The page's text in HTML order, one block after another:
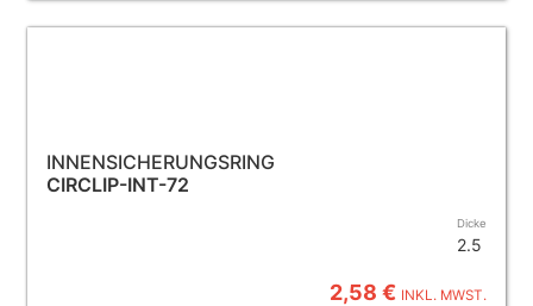
INNENSICHERUNGSRING
CIRCLIP-INT-72
Dicke
2.5
2,58 € INKL. MWST.